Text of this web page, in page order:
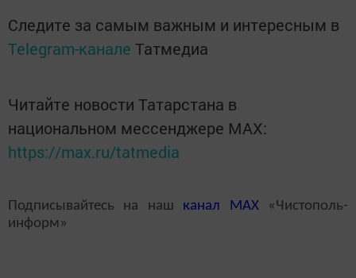
Следите за самым важным и интересным в
Telegram-канале Татмедиа
Читайте новости Татарстана в
национальном мессенджере MАХ:
https://max.ru/tatmedia
Подписывайтесь на наш канал MAX«Чистополь-
информ»